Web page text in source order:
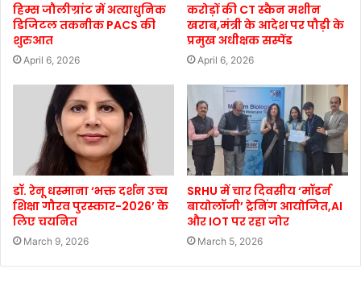
हिम्स जौलीग्रांट में अत्याधुनिक
डिजिटल तकनीक PACS की
शुरुआत
April 6, 2026
करोड़ों की CT स्कैन मशीन
खराब,मंत्री के आदेश पर पौड़ी के
प्रमुख अधीक्षक सस्पेंड
April 6, 2026
डॉ. रेनू धस्माना ‘भक्त दर्शन उच्च
शिक्षा गौरव पुरस्कार-2026’ के
लिए चयनित
March 9, 2026
SRHU में चार दिवसीय ‘मॉडर्न
बायोलॉजी’ ट्रेनिंग आयोजित,AI
और IOT पर रहा जोर
March 5, 2026